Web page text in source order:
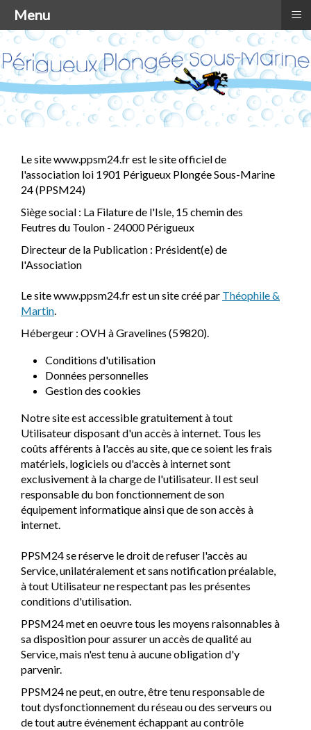
Le site www.ppsm24.fr est le site officiel de
l'association loi 1901 Périgueux Plongée Sous-Marine
24 (PPSM24)
Siège social : La Filature de l'Isle, 15 chemin des
Feutres du Toulon - 24000 Périgueux
Directeur de la Publication : Président(e) de
l'Association
Le site www.ppsm24.fr est un site créé par Théophile &
Martin.
Hébergeur : OVH à Gravelines (59820).
Conditions d'utilisation
Données personnelles
Gestion des cookies
Notre site est accessible gratuitement à tout
Utilisateur disposant d'un accès à internet. Tous les
coûts afférents à l'accès au site, que ce soient les frais
matériels, logiciels ou d'accès à internet sont
exclusivement à la charge de l'utilisateur. Il est seul
responsable du bon fonctionnement de son
équipement informatique ainsi que de son accès à
internet.
PPSM24 se réserve le droit de refuser l'accès au
Service, unilatéralement et sans notification préalable,
à tout Utilisateur ne respectant pas les présentes
conditions d'utilisation.
PPSM24 met en oeuvre tous les moyens raisonnables à
sa disposition pour assurer un accès de qualité au
Service, mais n'est tenu à aucune obligation d'y
parvenir.
PPSM24 ne peut, en outre, être tenu responsable de
tout dysfonctionnement du réseau ou des serveurs ou
de tout autre événement échappant au contrôle
Menu ≡